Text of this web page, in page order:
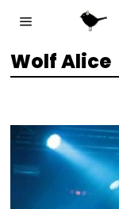
Wolf Alice